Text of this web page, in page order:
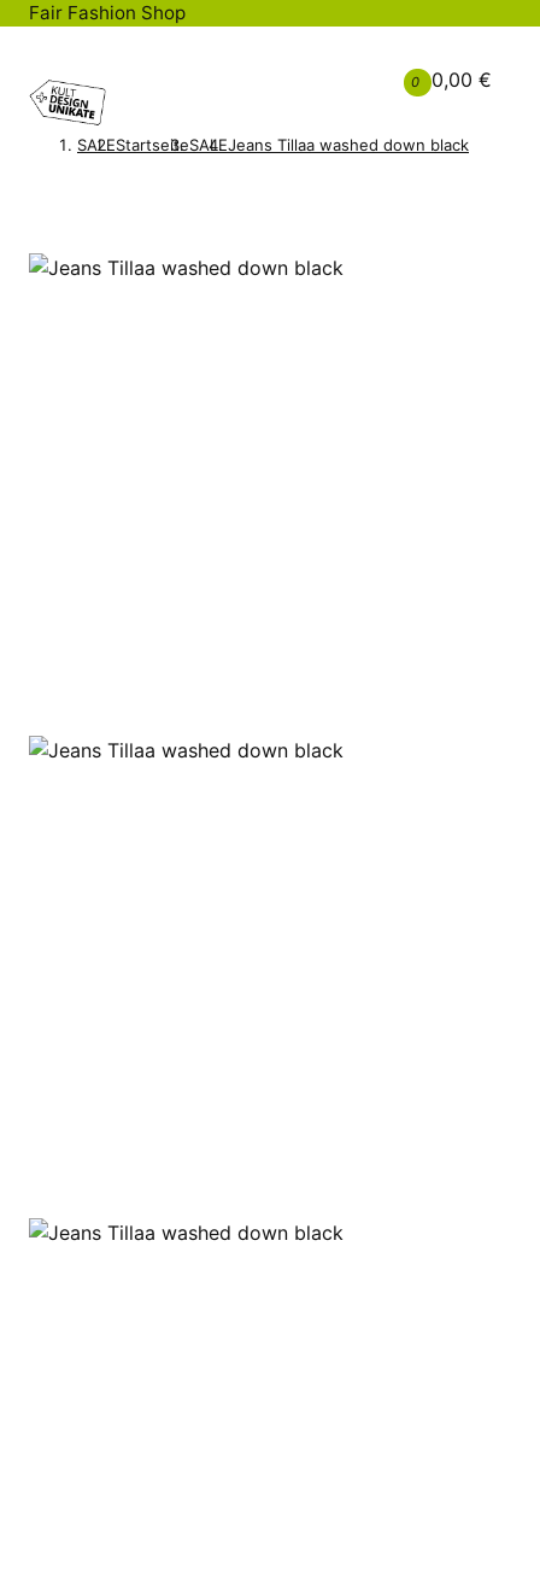
Fair Fashion Shop
0 0,00 €
SALEStartseiteSALEJeans Tillaa washed down black